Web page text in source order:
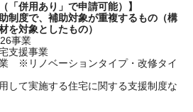
「併用あり」で申請可能）】
制度で、補助対象が重複するもの（構
を対象としたもの）
事業
支援事業
※リノベーションタイプ・改修タイ
して実施する住宅に関する支援制度な